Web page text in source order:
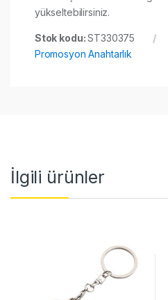
yükseltebilirsiniz.
Stok kodu:ST330375
Promosyon Anahtarlık
İlgili ürünler